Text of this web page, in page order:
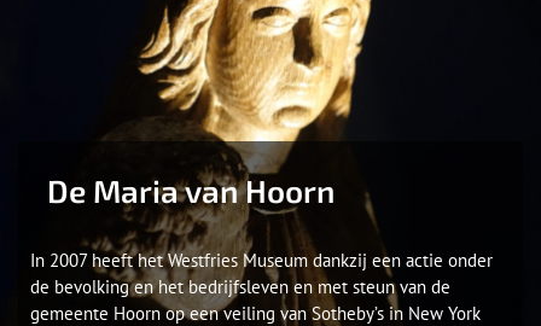
De Maria van Hoorn
In 2007 heeft het Westfries Museum dankzij een actie onder
de bevolking en het bedrijfsleven en met steun van de
gemeente Hoorn op een veiling van Sotheby’s in New York